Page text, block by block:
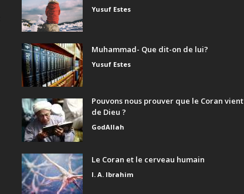
Yusuf Estes
Muhammad- Que dit-on de lui?
Yusuf Estes
Pouvons nous prouver que le Coran vient
de Dieu ?
GodAllah
Le Coran et le cerveau humain
I. A. Ibrahim